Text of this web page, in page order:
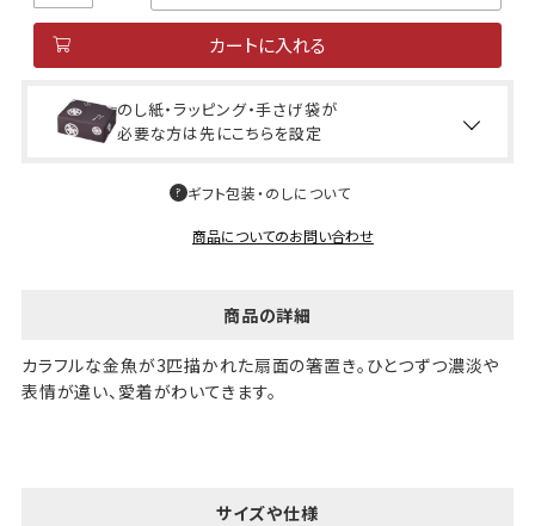
カートに入れる
のし紙・ラッピング・手さげ袋が
必要な方は先にこちらを設定
ギフト包装・のしについて
商品についてのお問い合わせ
商品の詳細
カラフルな金魚が3匹描かれた扇面の箸置き。ひとつずつ濃淡や
表情が違い、愛着がわいてきます。
サイズや仕様